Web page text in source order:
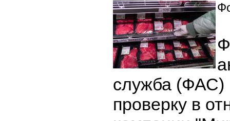
служба (ФАС)
проверку в